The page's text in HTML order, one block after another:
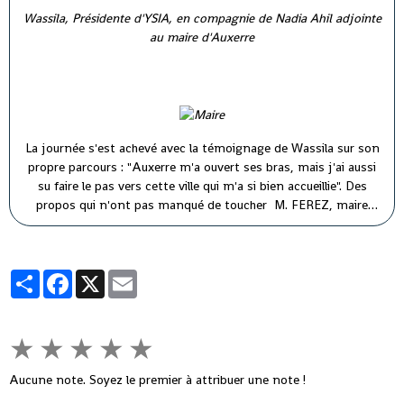
Wassila, Présidente d'YSIA, en compagnie de Nadia Ahil adjointe
au maire d'Auxerre
La journée s'est achevé avec la témoignage de Wassila sur son
propre parcours : "Auxerre m'a ouvert ses bras, mais j'ai aussi
su faire le pas vers cette ville qui m'a si bien accueillie". Des
propos qui n'ont pas manqué de toucher M. FEREZ, maire
d'Auxerre ( à droite) et M. PARIS, premier adjoint au maire (à
PartagerFacebook
X
★ ★ ★ ★ ★
Aucune note. Soyez le premier à attribuer une note !